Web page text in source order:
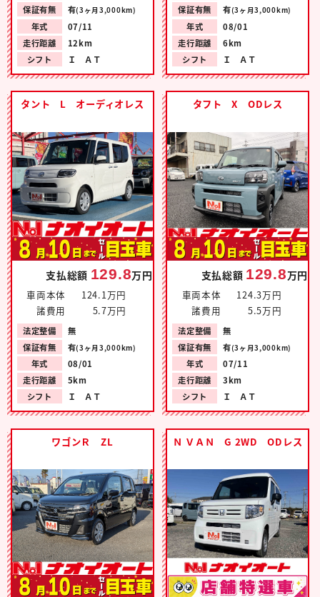
保証有無
有(3ヶ月3,000km)
年式
07/11
走行距離
12km
シフト
Ｉ ＡＴ
保証有無
有(3ヶ月3,000km)
年式
08/01
走行距離
6km
シフト
Ｉ ＡＴ
タント L オーディオレス
支払総額 129.8万円
車両本体
124.1万円
諸費用
5.7万円
法定整備
無
保証有無
有(3ヶ月3,000km)
年式
08/01
走行距離
5km
シフト
Ｉ ＡＴ
タフト X ODレス
支払総額 129.8万円
車両本体
124.3万円
諸費用
5.5万円
法定整備
無
保証有無
有(3ヶ月3,000km)
年式
07/11
走行距離
3km
シフト
Ｉ ＡＴ
ワゴンＲ ZL Ｎ ＶＡＮ G 2WD ODレス